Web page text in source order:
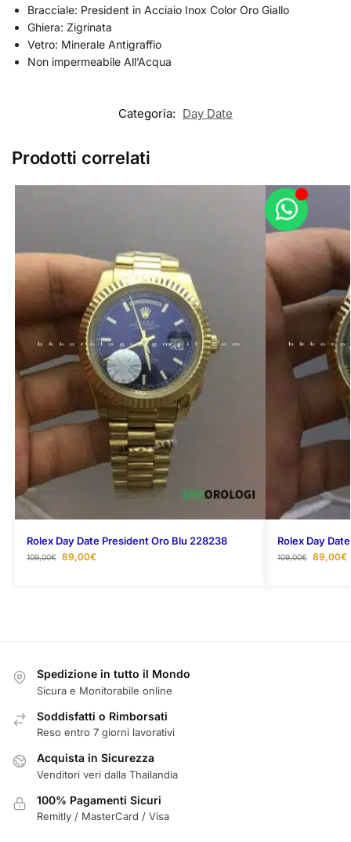
Bracciale: President in Acciaio Inox Color Oro Giallo
Ghiera: Zigrinata
Vetro: Minerale Antigraffio
Non impermeabile All’Acqua
Categoria: Day Date
Prodotti correlati
Rolex Day Date President Oro Blu 228238
109,00€ 89,00€
Rolex Day
109,00€ 89,00€
Spedizione in tutto il Mondo
Sicura e Monitorabile online
Soddisfatti o Rimborsati
Reso entro 7 giorni lavorativi
Acquista in Sicurezza
Venditori veri dalla Thailandia
100% Pagamenti Sicuri
Remitly / MasterCard / Visa